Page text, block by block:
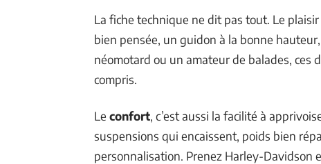
La fiche technique ne dit pas tout. Le
bien pensée, un guidon à la bonne
néomotard ou un amateur de balades, ces
compris.
Le confort, c’est aussi la facilité à
suspensions qui encaissent, poids bien
personnalisation. Prenez Harley-Davidson